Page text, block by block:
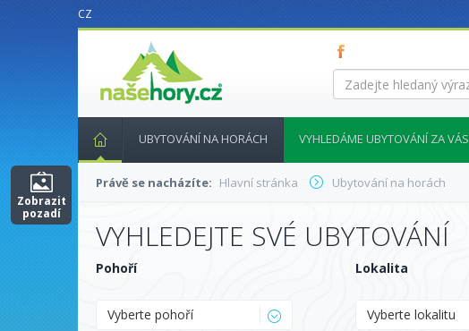
CZ
nasehory.cz
Zadejte
hledaný
UBYTOVÁNÍ NA HORÁCH VYHLEDÁME UBYTOVÁNÍ ZA VÁS
Právě se nacházíte: Hlavní stránka Ubytování na horách
VYHLEDEJTE SVÉ UBYTOVÁNÍ
Pohoří
Vyberte pohoří
Lokalita
Vyberte lokalitu
Zobrazit
pozadí